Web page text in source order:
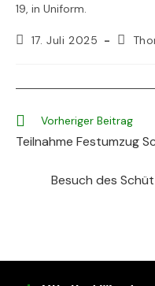
19, in Uniform.
Beitrag
17. Juli 2025
Weitere
Artikel
Vorheriger Beitrag
Teilnahme Festumzug
Besuch des